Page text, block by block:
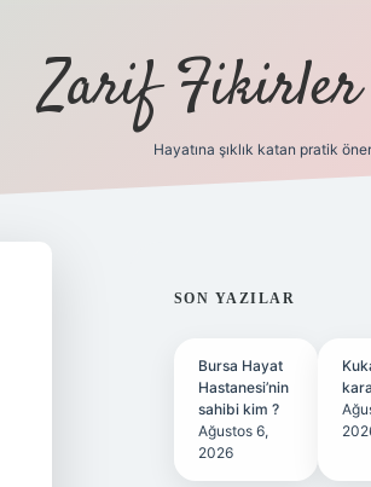
Zarif Fikirler
Hayatına şıklık katan pratik
SIDEBAR
SON YAZILAR
Bursa Hayat
Hastanesi’nin
sahibi kim ?
Ağustos 6,
2026